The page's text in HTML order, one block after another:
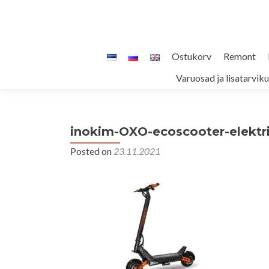
Ostukorv Remont
Varuosad ja
inokim-OXO-ecoscooter-
Posted on 23.11.2021